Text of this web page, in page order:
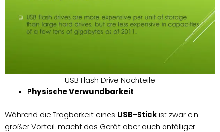
USB Flash Drive Nachteile
Physische Verwundbarkeit
Während die Tragbarkeit eines USB-Stickist zwar ein
großer Vorteil, macht das Gerät aber auch anfälliger